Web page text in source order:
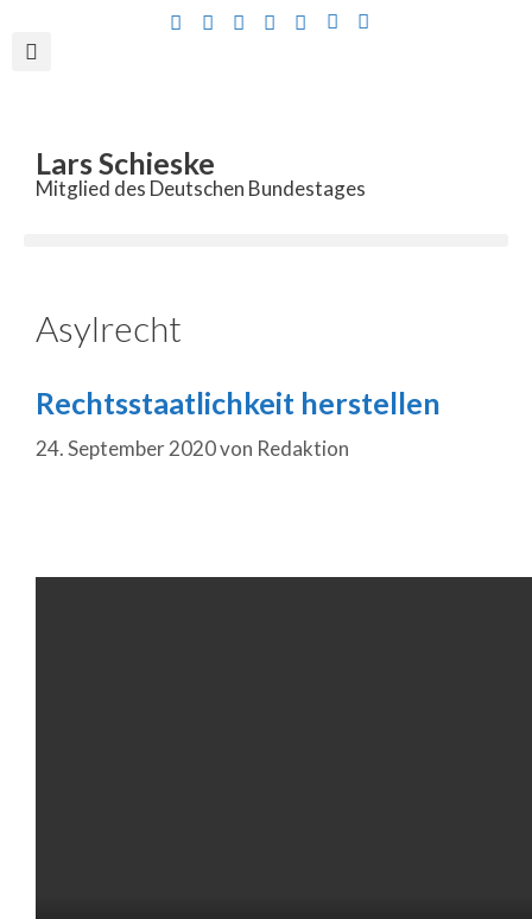
Lars Schieske
Mitglied des Deutschen Bundestages
Asylrecht
Rechtsstaatlichkeit herstellen
24. September 2020von Redaktion